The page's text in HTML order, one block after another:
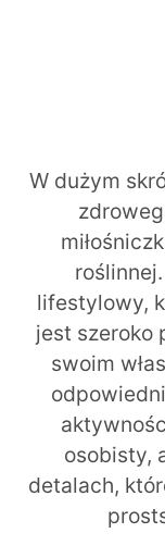
W dużym
lifestylowy,
jest szeroko
swoim
osobisty,
detalach,